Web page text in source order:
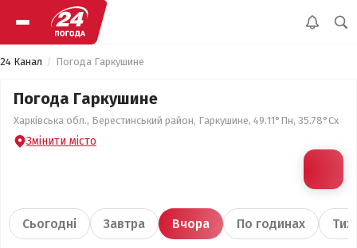
24 Канал Погода Гаркушине
Погода Гаркушине
Харківська обл., Берестинський район, Гаркушине, 49.11°Пн, 35.78°Сх
Змінити місто
Сьогодні Завтра Вчора По годинах